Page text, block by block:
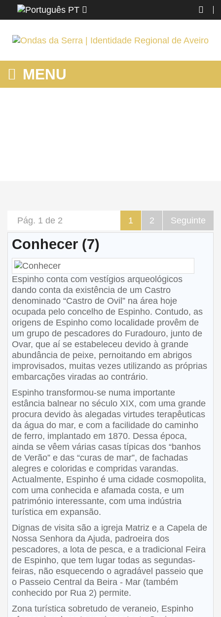
PT
MENU
1 2 Seguinte
Pág. 1 de 2
Conhecer (7)
Espinho conta com vestígios arqueológicos
dando conta da existência de um Castro
denominado “Castro de Ovil” na área hoje
ocupada pelo concelho de Espinho. Contudo, as
origens de Espinho como localidade provêm de
um grupo de pescadores do Furadouro, junto de
Ovar, que aí se estabeleceu devido à grande
abundância de peixe, pernoitando em abrigos
improvisados, muitas vezes utilizando as próprias
embarcações viradas ao contrário.
Espinho transformou-se numa importante
estância balnear no século XIX, com uma grande
procura devido às alegadas virtudes terapêuticas
da água do mar, e com a facilidade do caminho
de ferro, implantado em 1870. Dessa época,
ainda se vêem várias casas típicas dos “banhos
de Verão” e das “curas de mar”, de fachadas
alegres e coloridas e compridas varandas.
Actualmente, Espinho é uma cidade cosmopolita,
com uma conhecida e afamada costa, e um
património interessante, com uma indústria
turística em expansão.
Dignas de visita são a igreja Matriz e a Capela de
Nossa Senhora da Ajuda, padroeira dos
pescadores, a lota de pesca, e a tradicional Feira
de Espinho, que tem lugar todas as segundas-
feiras, não esquecendo o agradável passeio que
o Passeio Central da Beira - Mar (também
conhecido por Rua 2) permite.
Zona turística sobretudo de veraneio, Espinho